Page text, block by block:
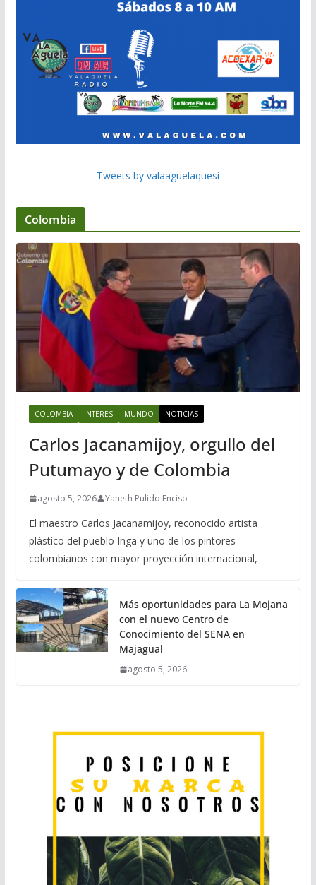
Tweets by valaaguelaquesi
Colombia
COLOMBIA INTERES MUNDO NOTICIAS
Carlos Jacanamijoy, orgullo del
Putumayo y de Colombia
agosto 5, 2026 Yaneth Pulido Enciso
El maestro Carlos Jacanamijoy, reconocido artista
plástico del pueblo Inga y uno de los pintores
colombianos con mayor proyección internacional,
Más oportunidades para La Mojana
con el nuevo Centro de
Conocimiento del SENA en
Majagual
agosto 5, 2026